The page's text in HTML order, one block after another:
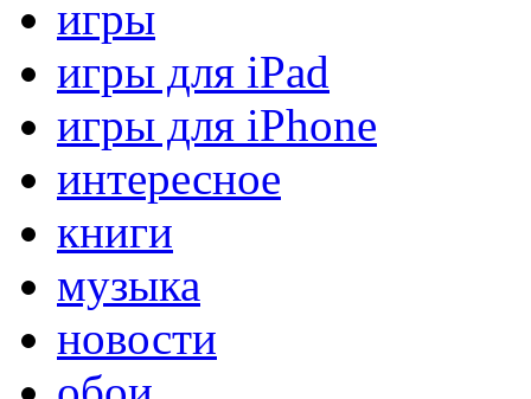
игры
игры для iPad
игры для iPhone
интересное
книги
музыка
новости